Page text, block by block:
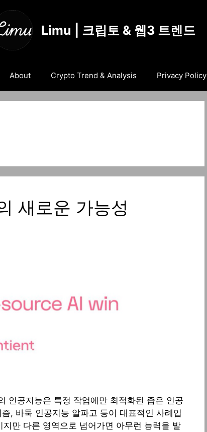
Limu | 크립토 & 웹3 트렌드
About Crypto Trend & Analysis Privacy Policy
새로운 가능성
인공지능은 특정 작업에만 최적화된 좁은 인공
, 바둑 인공지능 알파고 등이 대표적인 사례입
만 다른 영역으로 넘어가면 아무런 능력을 발